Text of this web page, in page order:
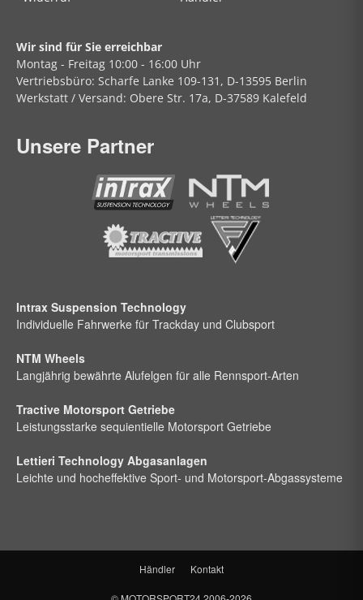
Wir sind für Sie erreichbar
Montag - Freitag 10:00 - 16:00 Uhr
Vertriebsbüro: Scharfe Lanke 109-131, D-13595 Berlin
Werkstatt / Versand: Obere Str. 17a, D-37589 Kalefeld
Unsere Partner
Intrax Suspension Technology
Individuelle Fahrwerke für Trackday und Clubsport
NTM Wheels
Langjährig bewährte Alufelgen für alle Rennsport-Arten
Tractive Motorsport Getriebe
Leistungsstarke sequientielle Motorsport Getriebe
Lettieri Technology Abgasanlagen
Leichte und hocheffektive Sport- und Motorsport-Abgassysteme
Händler Kontakt